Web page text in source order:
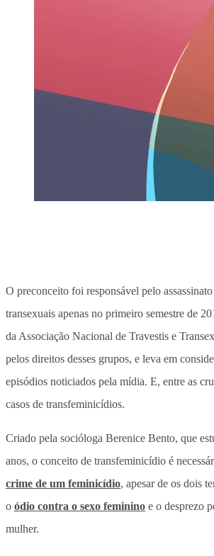
O preconceito foi responsável pelo
transexuais apenas no primeiro semestre de
da Associação Nacional de Travestis e
pelos direitos desses grupos, e leva em
episódios noticiados pela mídia. E, entre as
casos de transfeminicídios.
Criado pela socióloga Berenice Bento, que
anos, o conceito de transfeminicídio é
crime de um feminicídio, apesar de os dois
o ódio contra o sexo feminino e o desprezo
mulher.